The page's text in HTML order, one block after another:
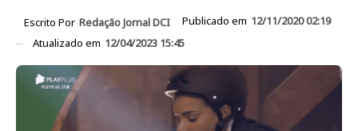
Escrito Por Redação Jornal DCI Publicado em 12/11/2020 02:19
Atualizado em 12/04/2023 15:45